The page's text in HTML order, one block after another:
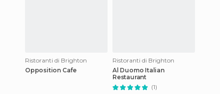
Ristoranti di Brighton
Opposition Cafe
Ristoranti di Brighton
Al Duomo Italian
Restaurant
(1)